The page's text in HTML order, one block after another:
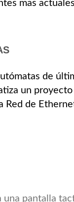
mas
de
un proyecto
Red de
una pantalla